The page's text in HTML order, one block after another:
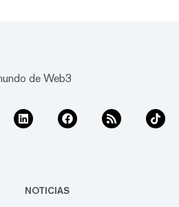
de Web3
NOTICIAS